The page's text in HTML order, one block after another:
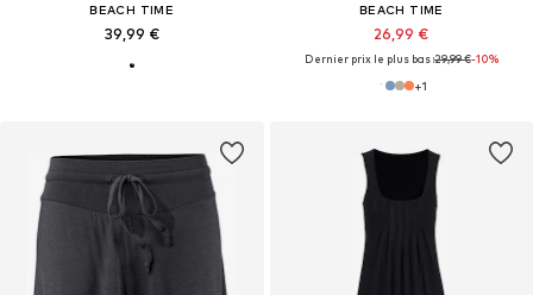
BEACH TIME
39,99 €
BEACH TIME
26,99 €
Dernier prix le plus bas :29,99 €-10%
+1